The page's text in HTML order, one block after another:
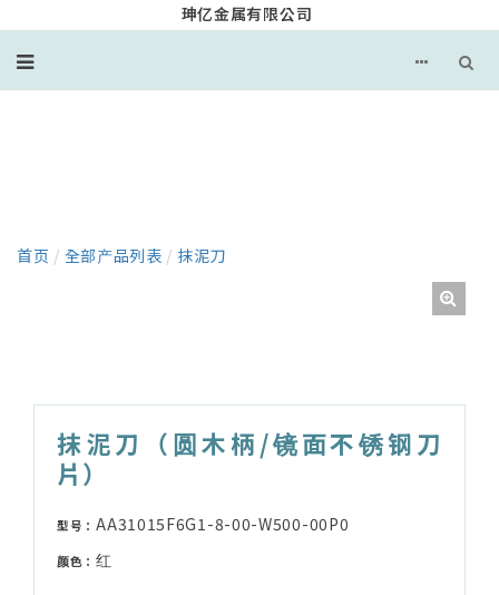
珅亿金属有限公司
首页 / 全部产品列表 / 抹泥刀
抹泥刀（圆木柄/镜面不锈钢刀
片）
型号：AA31015F6G1-8-00-W500-00P0
颜色：红